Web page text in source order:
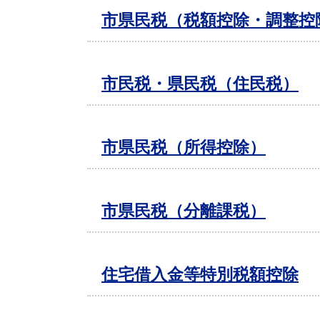
市県民税（税額控除・調整控
市民税・県民税（住民税）
市県民税（所得控除）
市県民税（分離課税）
住宅借入金等特別税額控除